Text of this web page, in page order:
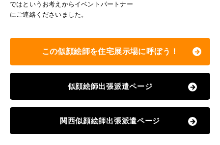
ではというお考えからイベントパートナー
にご連絡くださいました。
この似顔絵師を住宅展示場に呼ぼう！
似顔絵師出張派遣ページ
関西似顔絵師出張派遣ページ